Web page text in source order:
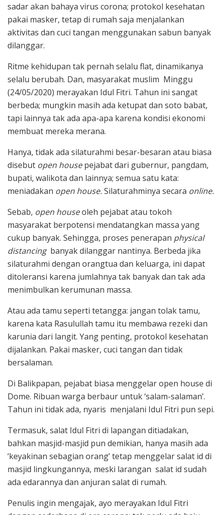
sadar akan bahaya virus corona; protokol kesehatan
pakai masker, tetap di rumah saja menjalankan
aktivitas dan cuci tangan menggunakan sabun banyak
dilanggar.
Ritme kehidupan tak pernah selalu flat, dinamikanya
selalu berubah. Dan, masyarakat muslim Minggu
(24/05/2020) merayakan Idul Fitri. Tahun ini sangat
berbeda; mungkin masih ada ketupat dan soto babat,
tapi lainnya tak ada apa-apa karena kondisi ekonomi
membuat mereka merana.
Hanya, tidak ada silaturahmi besar-besaran atau biasa
disebut open housepejabat dari gubernur, pangdam,
bupati, walikota dan lainnya; semua satu kata:
meniadakan open house.Silaturahminya secara online.
Sebab, open houseoleh pejabat atau tokoh
masyarakat berpotensi mendatangkan massa yang
cukup banyak. Sehingga, proses penerapan physical
distancingbanyak dilanggar nantinya. Berbeda jika
silaturahmi dengan orangtua dan keluarga, ini dapat
ditoleransi karena jumlahnya tak banyak dan tak ada
menimbulkan kerumunan massa.
Atau ada tamu seperti tetangga: jangan tolak tamu,
karena kata Rasulullah tamu itu membawa rezeki dan
karunia dari langit. Yang penting, protokol kesehatan
dijalankan. Pakai masker, cuci tangan dan tidak
bersalaman.
Di Balikpapan, pejabat biasa menggelar open house di
Dome. Ribuan warga berbaur untuk ‘salam-salaman’.
Tahun ini tidak ada, nyaris menjalani Idul Fitri pun sepi.
Termasuk, salat Idul Fitri di lapangan ditiadakan,
bahkan masjid-masjid pun demikian, hanya masih ada
‘keyakinan sebagian orang’ tetap menggelar salat id di
masjid lingkungannya, meski larangan salat id sudah
ada edarannya dan anjuran salat di rumah.
Penulis ingin mengajak, ayo merayakan Idul Fitri